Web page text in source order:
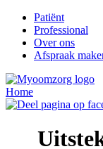
Patiënt
Professional
Over ons
Afspraak
Home